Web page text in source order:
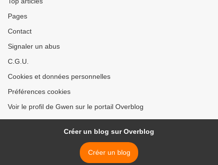
Pages
Contact
Signaler un abus
C.G.U.
Cookies et données personnelles
Préférences cookies
Voir le profil de Gwen sur le portail Overblog
Créer un blog sur Overblog
Créer un blog